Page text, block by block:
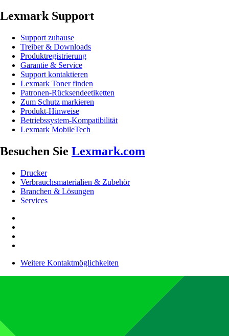
Lexmark Support
Support zuhause
Treiber & Downloads
Produktregistrierung
Garantie & Service
Support kontaktieren
Lexmark Toner finden
Patronen-Rücksendeetiketten
Zum Schutz markieren
Produkt-Hinweise
Betriebssystem-Kompatibilität
Lexmark MobileTech
Besuchen Sie Lexmark.com
Drucker
Verbrauchsmaterialien & Zubehör
Branchen & Lösungen
Services
Weitere Kontaktmöglichkeiten